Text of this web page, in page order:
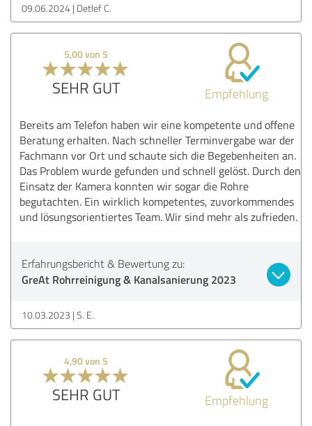
09.06.2024 Detlef C.
5,00 von 5
SEHR GUT Empfehlung
Bereits am Telefon haben wir eine kompetente und offene
Beratung erhalten. Nach schneller Terminvergabe war der
Fachmann vor Ort und schaute sich die Begebenheiten an.
Das Problem wurde gefunden und schnell gelöst. Durch den
Einsatz der Kamera konnten wir sogar die Rohre
begutachten. Ein wirklich kompetentes, zuvorkommendes
und lösungsorientiertes Team. Wir sind mehr als zufrieden.
Erfahrungsbericht & Bewertung zu:
GreAt Rohrreinigung & Kanalsanierung 2023
10.03.2023 S. E.
4,90 von 5
SEHR GUT Empfehlung